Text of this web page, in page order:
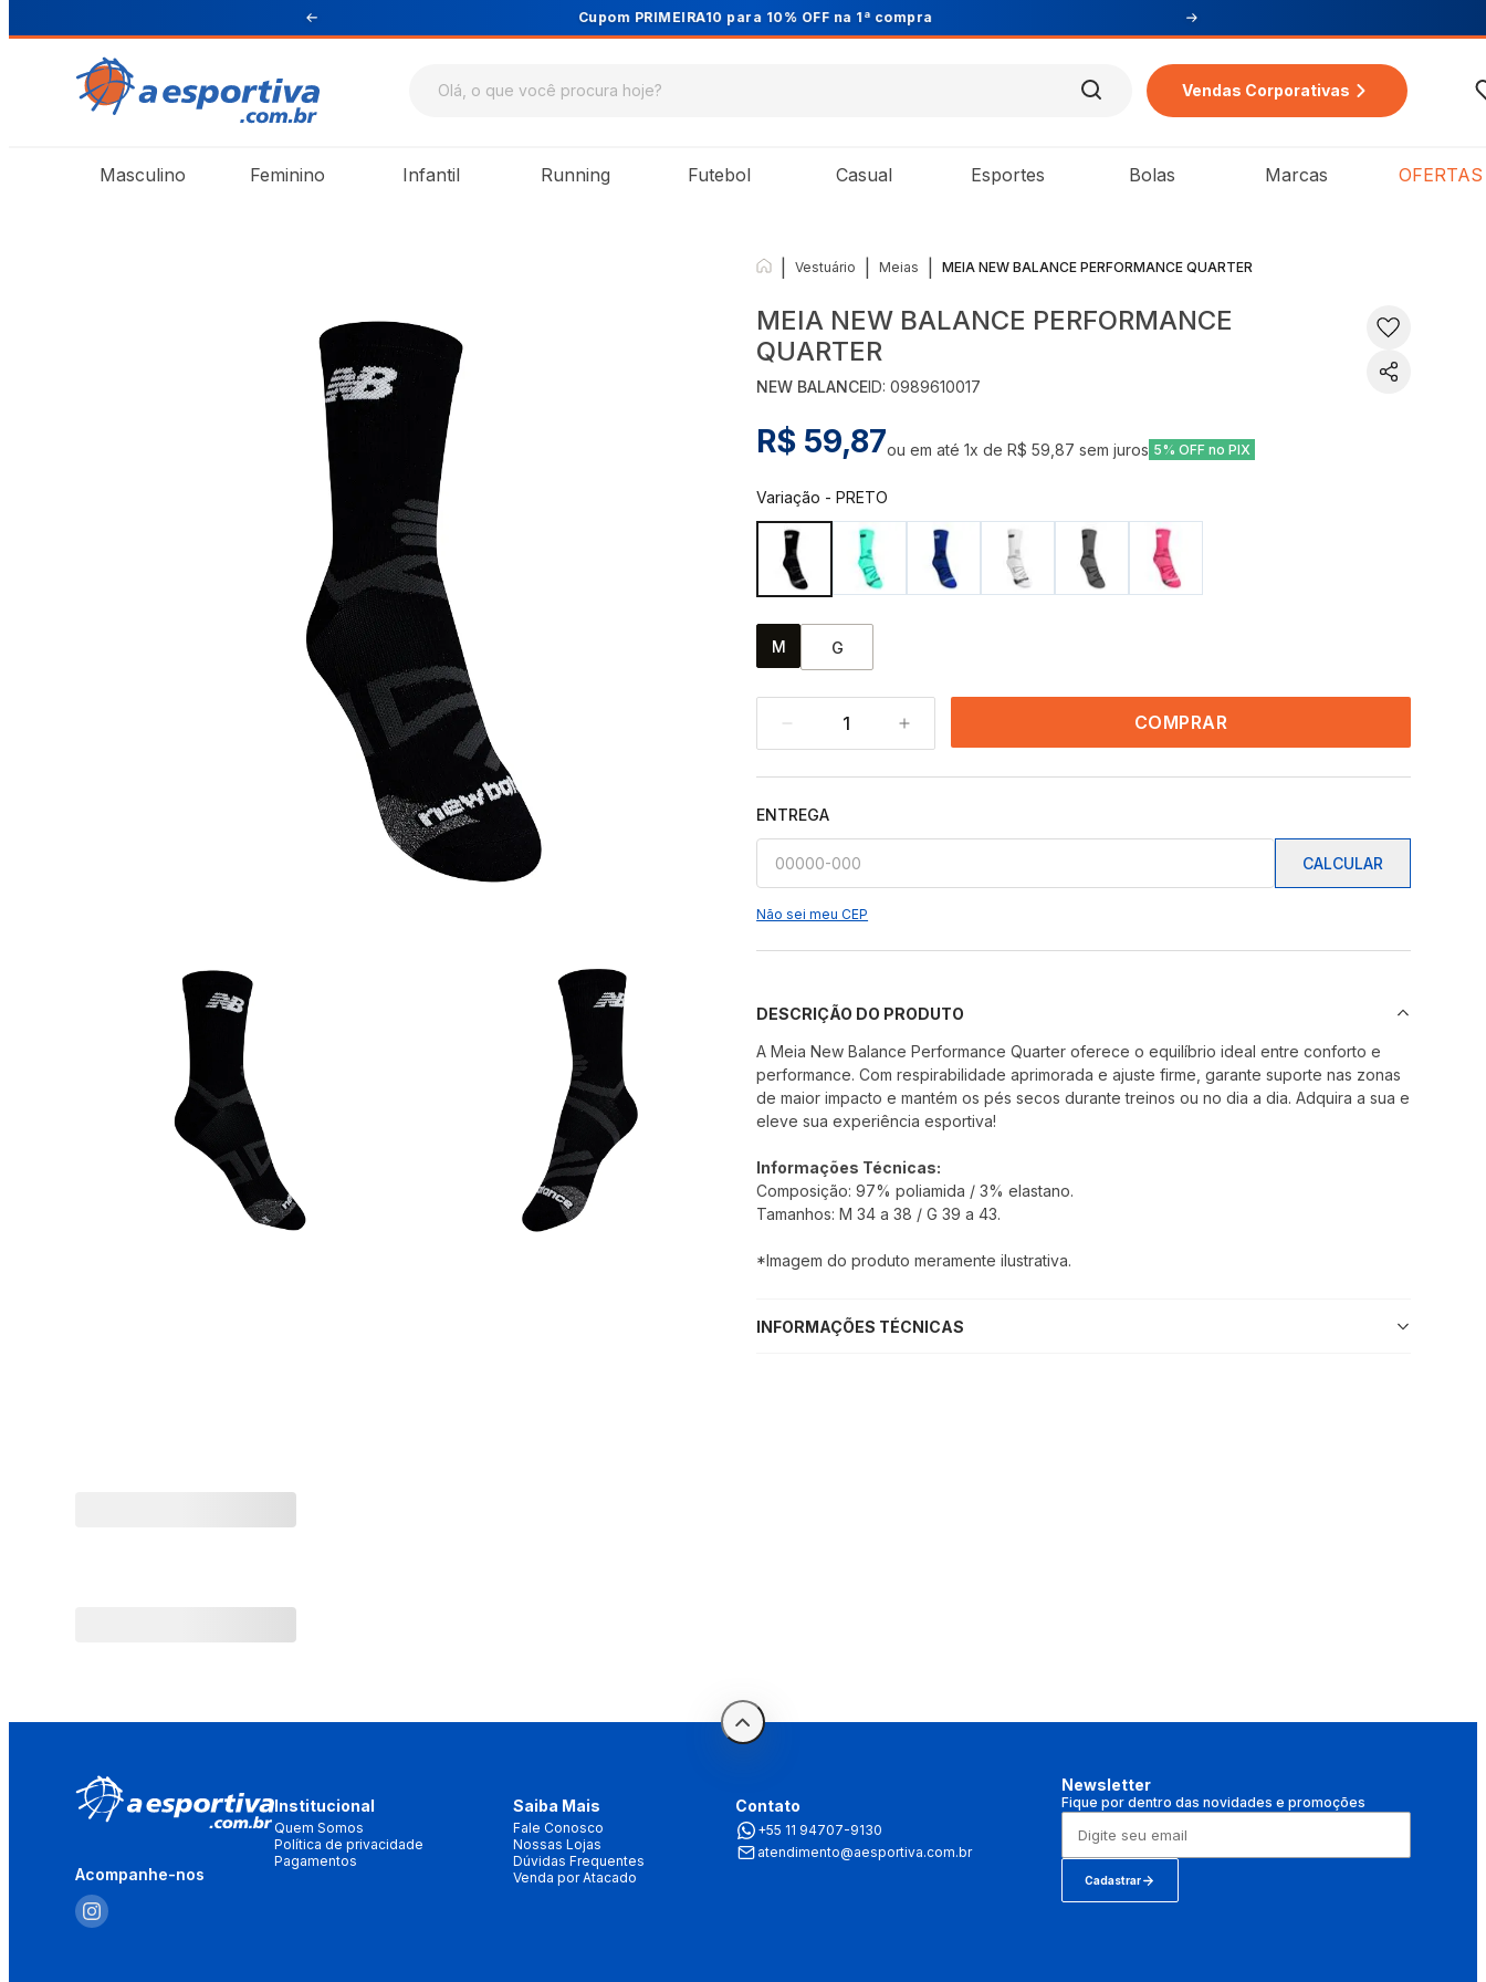
Cupom PRIMEIRA10 para 10% OFF na 1ª compra
Vendas Corporativas
Masculino Feminino Infantil Running Futebol Casual Esportes Bolas Marcas OFERTAS
Vestuário Meias MEIA NEW BALANCE PERFORMANCE QUARTER
MEIA NEW BALANCE PERFORMANCE
QUARTER
NEW BALANCEID:0989610017
R$ 59,87ou em até1x deR$ 59,87 sem juros 5% OFF no PIX
Variação -PRETO
M G
1 COMPRAR
ENTREGA
CALCULAR
Não sei meu CEP
DESCRIÇÃO DO PRODUTO
A Meia New Balance Performance Quarter oferece o equilíbrio ideal entre conforto e
performance. Com respirabilidade aprimorada e ajuste firme, garante suporte nas zonas
de maior impacto e mantém os pés secos durante treinos ou no dia a dia. Adquira a sua e
eleve sua experiência esportiva!
Informações Técnicas:
Composição: 97% poliamida / 3% elastano.
Tamanhos: M 34 a 38 / G 39 a 43.
*Imagem do produto meramente ilustrativa.
INFORMAÇÕES TÉCNICAS
Acompanhe-nos
Institucional
Quem Somos
Política de privacidade
Pagamentos
Saiba Mais
Fale Conosco
Nossas Lojas
Dúvidas Frequentes
Venda por Atacado
Contato
+55 11 94707-9130
atendimento@aesportiva.com.br
Newsletter
Fique por dentro das novidades e promoções
Cadastrar